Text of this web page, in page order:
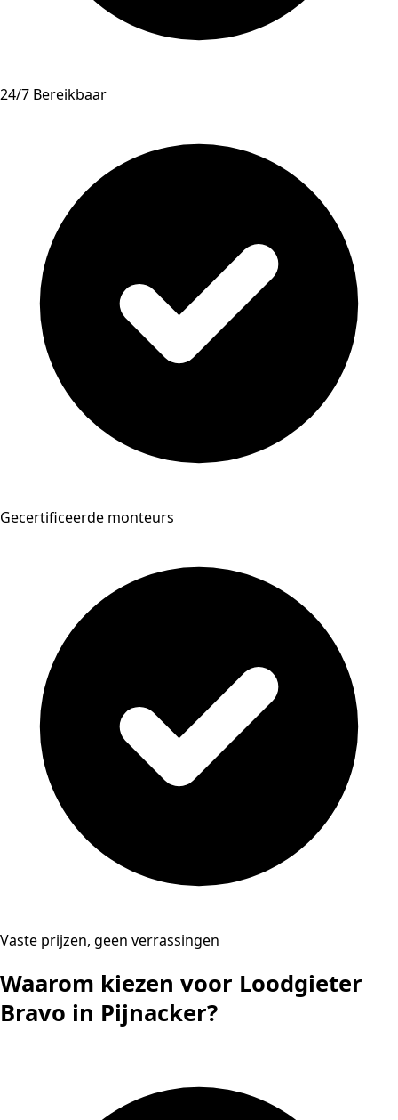
24/7 Bereikbaar
Gecertificeerde monteurs
Vaste prijzen, geen verrassingen
Waarom kiezen voor Loodgieter
Bravo in Pijnacker?